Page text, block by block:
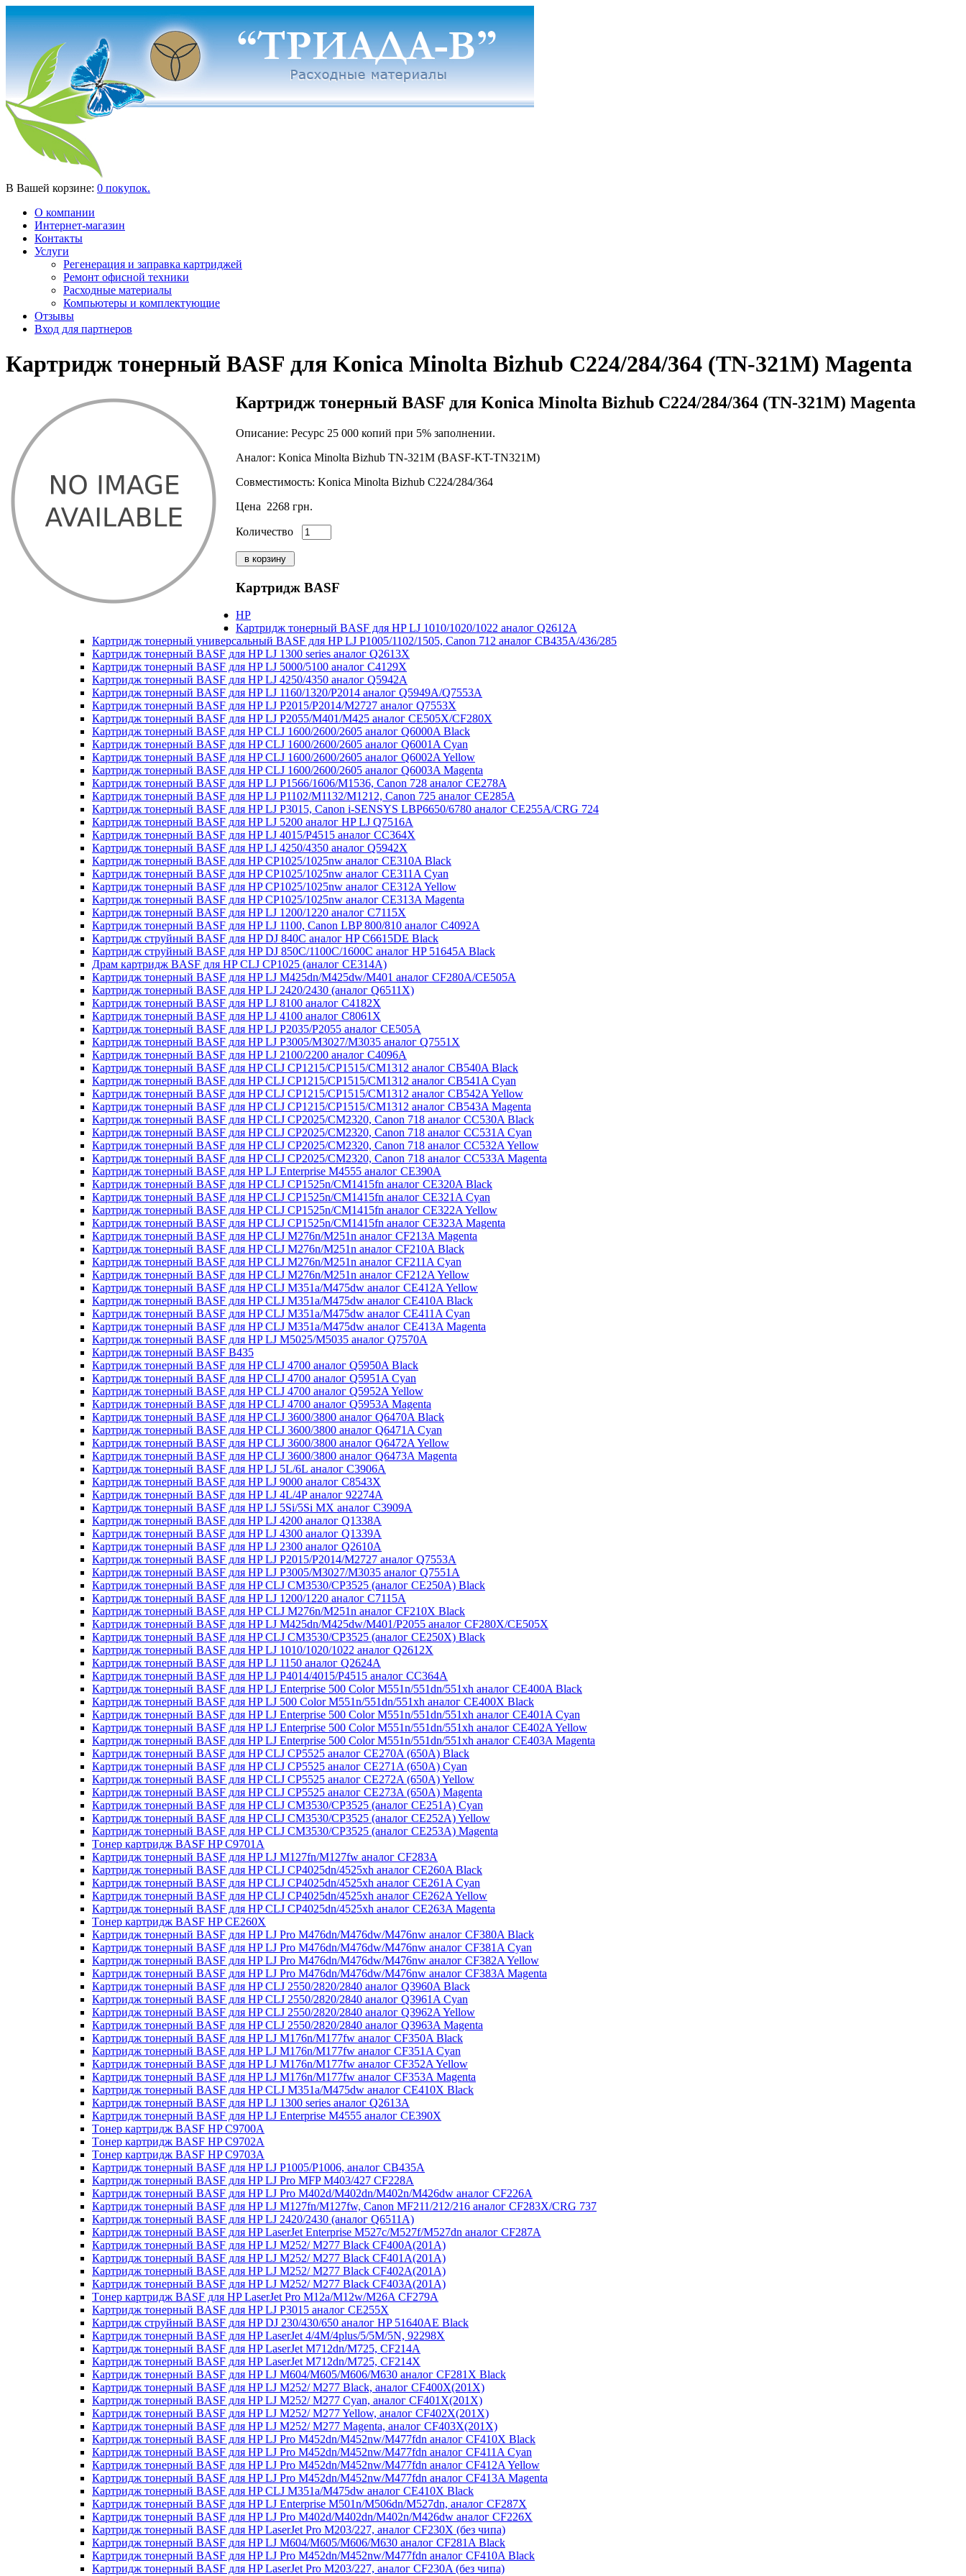
В Вашей корзине: 0 покупок.
О компании
Интернет-магазин
Контакты
Услуги
Регенерация и заправка картриджей
Ремонт офисной техники
Расходные материалы
Компьютеры и комплектующие
Отзывы
Вход для партнеров
Картридж тонерный BASF для Konica Minolta Bizhub C224/284/364 (TN-321M) Magenta
Картридж тонерный BASF для Konica Minolta Bizhub C224/284/364 (TN-321M) Magenta
Описание: Ресурс 25 000 копий при 5% заполнении.
Аналог: Konica Minolta Bizhub TN-321M (BASF-KT-TN321M)
Совместимость: Konica Minolta Bizhub C224/284/364
Цена 2268 грн.
Количество
Картридж BASF
HP
Картридж тонерный BASF для HP LJ 1010/1020/1022 аналог Q2612A
Картридж тонерный универсальный BASF для HP LJ P1005/1102/1505, Canon 712 аналог CB435A/436/285
Картридж тонерный BASF для HP LJ 1300 series аналог Q2613X
Картридж тонерный BASF для HP LJ 5000/5100 аналог C4129X
Картридж тонерный BASF для HP LJ 4250/4350 аналог Q5942A
Картридж тонерный BASF для HP LJ 1160/1320/P2014 аналог Q5949A/Q7553A
Картридж тонерный BASF для HP LJ P2015/P2014/M2727 аналог Q7553X
Картридж тонерный BASF для HP LJ P2055/M401/M425 аналог CE505X/CF280X
Картридж тонерный BASF для HP CLJ 1600/2600/2605 аналог Q6000A Black
Картридж тонерный BASF для HP CLJ 1600/2600/2605 аналог Q6001A Cyan
Картридж тонерный BASF для HP CLJ 1600/2600/2605 аналог Q6002A Yellow
Картридж тонерный BASF для HP CLJ 1600/2600/2605 аналог Q6003A Magenta
Картридж тонерный BASF для HP LJ P1566/1606/M1536, Canon 728 аналог CE278A
Картридж тонерный BASF для HP LJ P1102/M1132/M1212, Canon 725 аналог CE285A
Картридж тонерный BASF для HP LJ P3015, Canon i-SENSYS LBP6650/6780 аналог CE255A/CRG 724
Картридж тонерный BASF для HP LJ 5200 аналог HP LJ Q7516A
Картридж тонерный BASF для HP LJ 4015/P4515 аналог CC364X
Картридж тонерный BASF для HP LJ 4250/4350 аналог Q5942X
Картридж тонерный BASF для HP CP1025/1025nw аналог CE310A Black
Картридж тонерный BASF для HP CP1025/1025nw аналог CE311A Cyan
Картридж тонерный BASF для HP CP1025/1025nw аналог CE312A Yellow
Картридж тонерный BASF для HP CP1025/1025nw аналог CE313A Magenta
Картридж тонерный BASF для HP LJ 1200/1220 аналог C7115X
Картридж тонерный BASF для HP LJ 1100, Canon LBP 800/810 аналог C4092A
Картридж струйный BASF для HP DJ 840C аналог HP C6615DE Black
Картридж струйный BASF для HP DJ 850C/1100C/1600C аналог HP 51645A Black
Драм картридж BASF для HP CLJ CP1025 (аналог CE314A)
Картридж тонерный BASF для HP LJ M425dn/M425dw/M401 аналог CF280A/CE505A
Картридж тонерный BASF для HP LJ 2420/2430 (аналог Q6511X)
Картридж тонерный BASF для HP LJ 8100 аналог C4182X
Картридж тонерный BASF для HP LJ 4100 аналог C8061X
Картридж тонерный BASF для HP LJ P2035/P2055 аналог CE505A
Картридж тонерный BASF для HP LJ P3005/M3027/M3035 аналог Q7551X
Картридж тонерный BASF для HP LJ 2100/2200 аналог C4096A
Картридж тонерный BASF для HP CLJ CP1215/CP1515/CM1312 аналог CB540A Black
Картридж тонерный BASF для HP CLJ CP1215/CP1515/CM1312 аналог CB541A Cyan
Картридж тонерный BASF для HP CLJ CP1215/CP1515/CM1312 аналог CB542A Yellow
Картридж тонерный BASF для HP CLJ CP1215/CP1515/CM1312 аналог CB543A Magenta
Картридж тонерный BASF для HP CLJ CP2025/CM2320, Canon 718 аналог CC530A Black
Картридж тонерный BASF для HP CLJ CP2025/CM2320, Canon 718 аналог CC531A Cyan
Картридж тонерный BASF для HP CLJ CP2025/CM2320, Canon 718 аналог CC532A Yellow
Картридж тонерный BASF для HP CLJ CP2025/CM2320, Canon 718 аналог CC533A Magenta
Картридж тонерный BASF для HP LJ Enterprise M4555 аналог CE390A
Картридж тонерный BASF для HP CLJ CP1525n/CM1415fn аналог CE320A Black
Картридж тонерный BASF для HP CLJ CP1525n/CM1415fn аналог CE321A Cyan
Картридж тонерный BASF для HP CLJ CP1525n/CM1415fn аналог CE322A Yellow
Картридж тонерный BASF для HP CLJ CP1525n/CM1415fn аналог CE323A Magenta
Картридж тонерный BASF для HP CLJ M276n/M251n аналог CF213A Magenta
Картридж тонерный BASF для HP CLJ M276n/M251n аналог CF210A Black
Картридж тонерный BASF для HP CLJ M276n/M251n аналог CF211A Cyan
Картридж тонерный BASF для HP CLJ M276n/M251n аналог CF212A Yellow
Картридж тонерный BASF для HP CLJ M351a/M475dw аналог CE412A Yellow
Картридж тонерный BASF для HP CLJ M351a/M475dw аналог CE410A Black
Картридж тонерный BASF для HP CLJ M351a/M475dw аналог CE411A Cyan
Картридж тонерный BASF для HP CLJ M351a/M475dw аналог CE413A Magenta
Картридж тонерный BASF для HP LJ M5025/M5035 аналог Q7570A
Картридж тонерный BASF B435
Картридж тонерный BASF для HP CLJ 4700 аналог Q5950A Black
Картридж тонерный BASF для HP CLJ 4700 аналог Q5951A Cyan
Картридж тонерный BASF для HP CLJ 4700 аналог Q5952A Yellow
Картридж тонерный BASF для HP CLJ 4700 аналог Q5953A Magenta
Картридж тонерный BASF для HP CLJ 3600/3800 аналог Q6470A Black
Картридж тонерный BASF для HP CLJ 3600/3800 аналог Q6471A Cyan
Картридж тонерный BASF для HP CLJ 3600/3800 аналог Q6472A Yellow
Картридж тонерный BASF для HP CLJ 3600/3800 аналог Q6473A Magenta
Картридж тонерный BASF для HP LJ 5L/6L аналог C3906A
Картридж тонерный BASF для HP LJ 9000 аналог C8543X
Картридж тонерный BASF для HP LJ 4L/4P аналог 92274A
Картридж тонерный BASF для HP LJ 5Si/5Si MX аналог C3909A
Картридж тонерный BASF для HP LJ 4200 аналог Q1338A
Картридж тонерный BASF для HP LJ 4300 аналог Q1339A
Картридж тонерный BASF для HP LJ 2300 аналог Q2610A
Картридж тонерный BASF для HP LJ P2015/P2014/M2727 аналог Q7553A
Картридж тонерный BASF для HP LJ P3005/M3027/M3035 аналог Q7551A
Картридж тонерный BASF для HP CLJ CM3530/CP3525 (аналог CE250A) Black
Картридж тонерный BASF для HP LJ 1200/1220 аналог C7115A
Картридж тонерный BASF для HP CLJ M276n/M251n аналог CF210X Black
Картридж тонерный BASF для HP LJ M425dn/M425dw/M401/P2055 аналог CF280X/CE505X
Картридж тонерный BASF для HP CLJ CM3530/CP3525 (аналог CE250X) Black
Картридж тонерный BASF для HP LJ 1010/1020/1022 аналог Q2612X
Картридж тонерный BASF для HP LJ 1150 аналог Q2624A
Картридж тонерный BASF для HP LJ P4014/4015/P4515 аналог CC364A
Картридж тонерный BASF для HP LJ Enterprise 500 Color M551n/551dn/551xh аналог CE400A Black
Картридж тонерный BASF для HP LJ 500 Color M551n/551dn/551xh аналог CE400X Black
Картридж тонерный BASF для HP LJ Enterprise 500 Color M551n/551dn/551xh аналог CE401A Cyan
Картридж тонерный BASF для HP LJ Enterprise 500 Color M551n/551dn/551xh аналог CE402A Yellow
Картридж тонерный BASF для HP LJ Enterprise 500 Color M551n/551dn/551xh аналог CE403A Magenta
Картридж тонерный BASF для HP CLJ CP5525 аналог CE270A (650A) Black
Картридж тонерный BASF для HP CLJ CP5525 аналог CE271A (650A) Cyan
Картридж тонерный BASF для HP CLJ CP5525 аналог CE272A (650A) Yellow
Картридж тонерный BASF для HP CLJ CP5525 аналог CE273A (650A) Magenta
Картридж тонерный BASF для HP CLJ CM3530/CP3525 (аналог CE251A) Cyan
Картридж тонерный BASF для HP CLJ CM3530/CP3525 (аналог CE252A) Yellow
Картридж тонерный BASF для HP CLJ CM3530/CP3525 (аналог CE253A) Magenta
Tонер картридж BASF HP C9701A
Картридж тонерный BASF для HP LJ M127fn/M127fw аналог CF283A
Картридж тонерный BASF для HP CLJ CP4025dn/4525xh аналог CE260A Black
Картридж тонерный BASF для HP CLJ CP4025dn/4525xh аналог CE261A Cyan
Картридж тонерный BASF для HP CLJ CP4025dn/4525xh аналог CE262A Yellow
Картридж тонерный BASF для HP CLJ CP4025dn/4525xh аналог CE263A Magenta
Tонер картридж BASF HP CE260X
Картридж тонерный BASF для HP LJ Pro M476dn/M476dw/M476nw аналог CF380A Black
Картридж тонерный BASF для HP LJ Pro M476dn/M476dw/M476nw аналог CF381A Cyan
Картридж тонерный BASF для HP LJ Pro M476dn/M476dw/M476nw аналог CF382A Yellow
Картридж тонерный BASF для HP LJ Pro M476dn/M476dw/M476nw аналог CF383A Magenta
Картридж тонерный BASF для HP CLJ 2550/2820/2840 аналог Q3960A Black
Картридж тонерный BASF для HP CLJ 2550/2820/2840 аналог Q3961A Cyan
Картридж тонерный BASF для HP CLJ 2550/2820/2840 аналог Q3962A Yellow
Картридж тонерный BASF для HP CLJ 2550/2820/2840 аналог Q3963A Magenta
Картридж тонерный BASF для HP LJ M176n/M177fw аналог CF350A Black
Картридж тонерный BASF для HP LJ M176n/M177fw аналог CF351A Cyan
Картридж тонерный BASF для HP LJ M176n/M177fw аналог CF352A Yellow
Картридж тонерный BASF для HP LJ M176n/M177fw аналог CF353A Magenta
Картридж тонерный BASF для HP CLJ M351a/M475dw аналог CE410X Black
Картридж тонерный BASF для HP LJ 1300 series аналог Q2613A
Картридж тонерный BASF для HP LJ Enterprise M4555 аналог CE390X
Tонер картридж BASF HP C9700A
Tонер картридж BASF HP C9702A
Tонер картридж BASF HP C9703A
Картридж тонерный BASF для HP LJ P1005/P1006, аналог CB435A
Картридж тонерный BASF для HP LJ Pro MFP M403/427 CF228A
Картридж тонерный BASF для HP LJ Pro M402d/M402dn/M402n/M426dw аналог CF226A
Картридж тонерный BASF для HP LJ M127fn/M127fw, Canon MF211/212/216 аналог CF283X/CRG 737
Картридж тонерный BASF для HP LJ 2420/2430 (аналог Q6511A)
Картридж тонерный BASF для HP LaserJet Enterprise M527c/M527f/M527dn аналог CF287A
Картридж тонерный BASF для HP LJ M252/ M277 Black CF400A(201A)
Картридж тонерный BASF для HP LJ M252/ M277 Black CF401A(201A)
Картридж тонерный BASF для HP LJ M252/ M277 Black CF402A(201A)
Картридж тонерный BASF для HP LJ M252/ M277 Black CF403A(201A)
Tонер картридж BASF для HP LaserJet Pro M12a/M12w/M26A CF279A
Картридж тонерный BASF для HP LJ P3015 аналог CE255X
Картридж струйный BASF для HP DJ 230/430/650 аналог HP 51640AE Black
Картридж тонерный BASF для HP LaserJet 4/4M/4plus/5/5M/5N, 92298X
Картридж тонерный BASF для HP LaserJet M712dn/M725, CF214A
Картридж тонерный BASF для HP LaserJet M712dn/M725, CF214X
Картридж тонерный BASF для HP LJ M604/M605/M606/M630 аналог CF281X Black
Картридж тонерный BASF для HP LJ M252/ M277 Black, аналог CF400X(201X)
Картридж тонерный BASF для HP LJ M252/ M277 Cyan, аналог CF401X(201X)
Картридж тонерный BASF для HP LJ M252/ M277 Yellow, аналог CF402X(201X)
Картридж тонерный BASF для HP LJ M252/ M277 Magenta, аналог CF403X(201X)
Картридж тонерный BASF для HP LJ Pro M452dn/M452nw/M477fdn аналог CF410X Black
Картридж тонерный BASF для HP LJ Pro M452dn/M452nw/M477fdn аналог CF411A Cyan
Картридж тонерный BASF для HP LJ Pro M452dn/M452nw/M477fdn аналог CF412A Yellow
Картридж тонерный BASF для HP LJ Pro M452dn/M452nw/M477fdn аналог CF413A Magenta
Картридж тонерный BASF для HP CLJ M351a/M475dw аналог CE410X Black
Картридж тонерный BASF для HP LJ Enterprise M501n/M506dn/M527dn, аналог CF287X
Картридж тонерный BASF для HP LJ Pro M402d/M402dn/M402n/M426dw аналог CF226X
Картридж тонерный BASF для HP LaserJet Pro M203/227, аналог CF230X (без чипа)
Картридж тонерный BASF для HP LJ M604/M605/M606/M630 аналог CF281A Black
Картридж тонерный BASF для HP LJ Pro M452dn/M452nw/M477fdn аналог CF410A Black
Картридж тонерный BASF для HP LaserJet Pro M203/227, аналог CF230A (без чипа)